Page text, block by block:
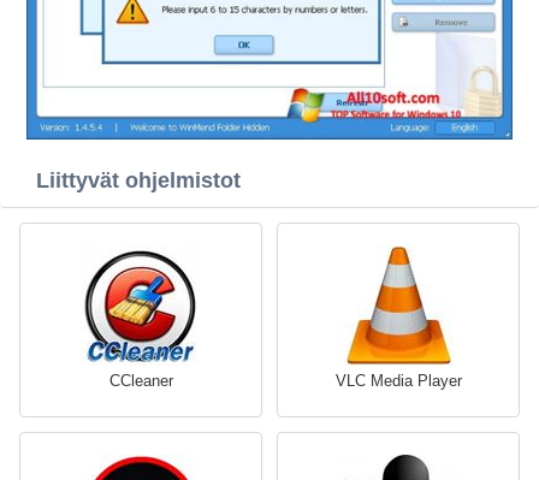
Liittyvät ohjelmistot
CCleaner VLC Media Player